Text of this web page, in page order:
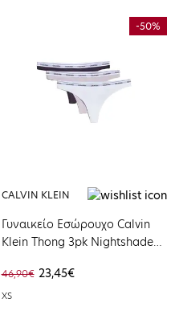
-50%
CALVIN KLEIN
Γυναικείο Εσώρουχο Calvin
Klein Thong 3pk Nightshade
000QD5209E-QA7
46,90€ 23,45€
XS